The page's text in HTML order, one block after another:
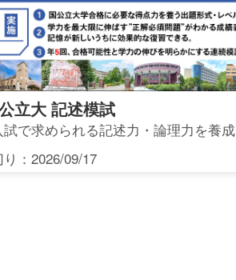
立大 記述模試
で求められる記述力・論理力を養成
：2026/09/17